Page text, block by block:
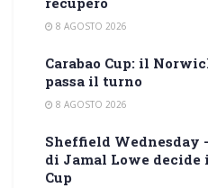
8 AGOSTO 2026
Carabao Cup: il
passa il turno
8 AGOSTO 2026
Sheffield Wednesday
di Jamal Lowe decide
Cup